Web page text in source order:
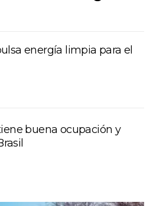
energía limpia para el
buena ocupación y